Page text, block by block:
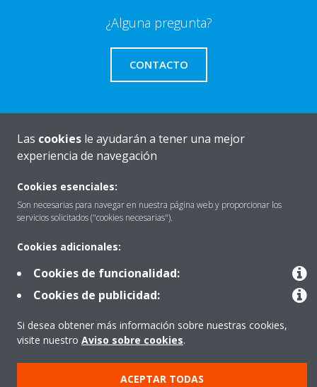
¿Alguna pregunta?
CONTACTO
Quiénes somos
Destacados
Contactar con Daikin
Copyright © Daikin
Las cookies le ayudarán a tener una mejor
experiencia de navegación
Cookies esenciales:
Son necesarias para navegar en nuestra página web y proporcionar los
servicios solicitados ("cookies necesarias").
Cookies adicionales:
Cookies de funcionalidad:
Cookies de publicidad:
Si desea obtener más información sobre nuestras cookies,
visite nuestro Aviso sobre cookies.
ACEPTAR TODAS